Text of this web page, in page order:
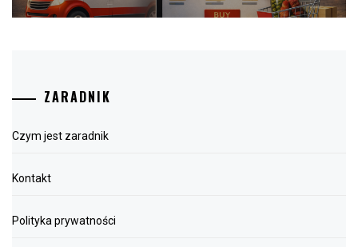
ZARADNIK
Czym jest zaradnik
Kontakt
Polityka prywatności